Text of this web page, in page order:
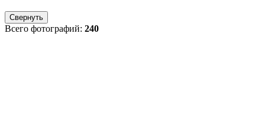
Свернуть
Всего фотографий: 240